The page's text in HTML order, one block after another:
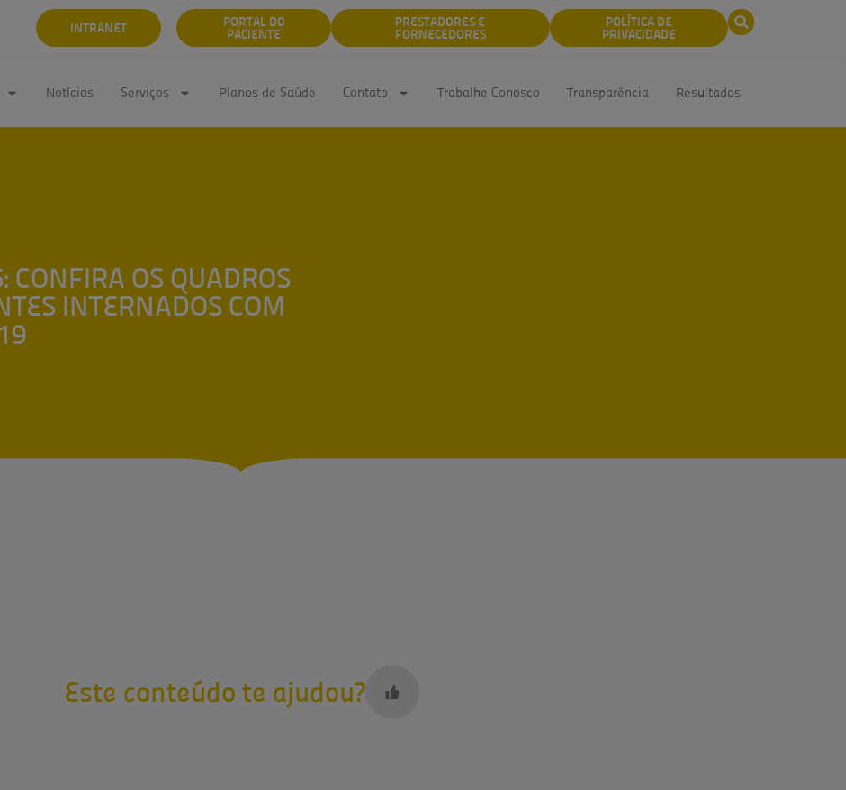
INTRANET PORTAL DO
PACIENTE
PRESTADORES E
FORNECEDORES
POLÍTICA DE
PRIVACIDADE
Notícias Serviços Planos de Saúde Contato Trabalhe Conosco Transparência Resultados
OS QUADROS
INTERNADOS COM
Este conteúdo te ajudou?